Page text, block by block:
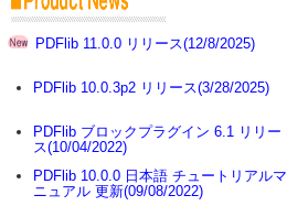
PDFlib 11.0.0 リリース(12/8/2025)
PDFlib 10.0.3p2 リリース(3/28/2025)
PDFlib ブロックプラグイン 6.1 リリー
ス(10/04/2022)
PDFlib 10.0.0 日本語 チュートリアルマ
ニュアル 更新(09/08/2022)